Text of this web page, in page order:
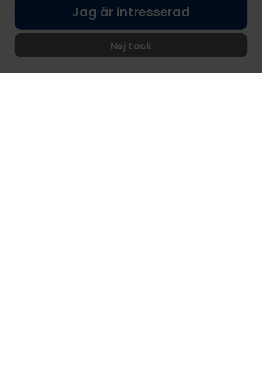
Kundtjänst
FAQ - Vanliga frågor
Leverans
Jag är intresserad
Nej tack